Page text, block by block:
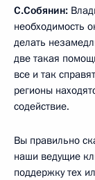
С.Собянин:
необходимость
делать
две такая
все и так
регионы
содействие.
Вы правильно
наши ведущие
поддержку тех